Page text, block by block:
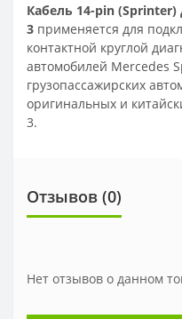
Кабель 14-pin (Sprinter)
3 применяется для
контактной круглой
автомобилей Mercedes
грузопассажирских
оригинальных и
3.
Отзывов (0)
Нет отзывов о данном